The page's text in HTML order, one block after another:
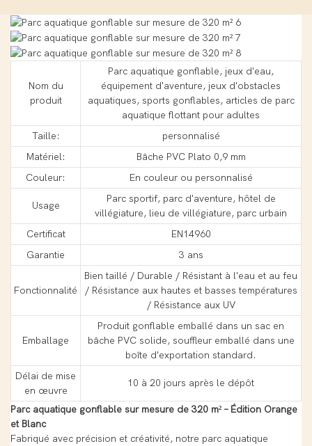
Nom du
produit
Parc aquatique gonflable, jeux d'eau,
équipement d'aventure, jeux d'obstacles
aquatiques, sports gonflables, articles de parc
aquatique flottant pour adultes
Taille:
personnalisé
Matériel:
Bâche PVC Plato 0,9 mm
Couleur:
En couleur ou personnalisé
Usage
Parc sportif, parc d'aventure, hôtel de
villégiature, lieu de villégiature, parc urbain
Certificat
EN14960
Garantie
3 ans
Fonctionnalité
Bien taillé / Durable / Résistant à l'eau et au feu
/ Résistance aux hautes et basses températures
/ Résistance aux UV
Emballage
Produit gonflable emballé dans un sac en
bâche PVC solide, souffleur emballé dans une
boîte d'exportation standard.
Délai de mise
en œuvre
10 à 20 jours après le dépôt
Parc aquatique gonflable sur mesure de 320 m² – Édition Orange
et Blanc
Fabriqué avec précision et créativité, notre parc aquatique